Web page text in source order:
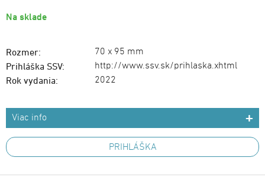
Na sklade
Rozmer: 70 x 95 mm
Prihláška SSV: http://www.ssv.sk/prihlaska.xhtml
Rok vydania: 2022
Viac info
PRIHLÁŠKA